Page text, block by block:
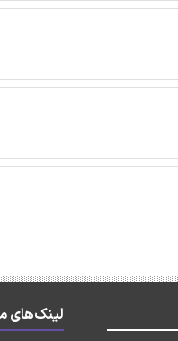
لینک‌های